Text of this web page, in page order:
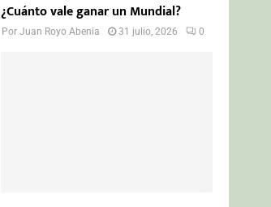
¿Cuánto vale ganar un Mundial?
PorJuan Royo Abenia 31 julio, 2026 0